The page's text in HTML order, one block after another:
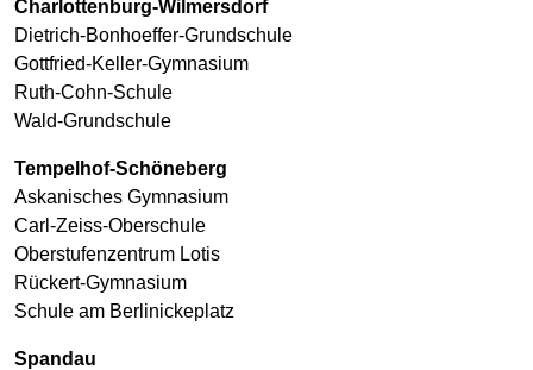
Charlottenburg-Wilmersdorf
Dietrich-Bonhoeffer-Grundschule
Gottfried-Keller-Gymnasium
Ruth-Cohn-Schule
Wald-Grundschule
Tempelhof-Schöneberg
Askanisches Gymnasium
Carl-Zeiss-Oberschule
Oberstufenzentrum Lotis
Rückert-Gymnasium
Schule am Berlinickeplatz
Spandau